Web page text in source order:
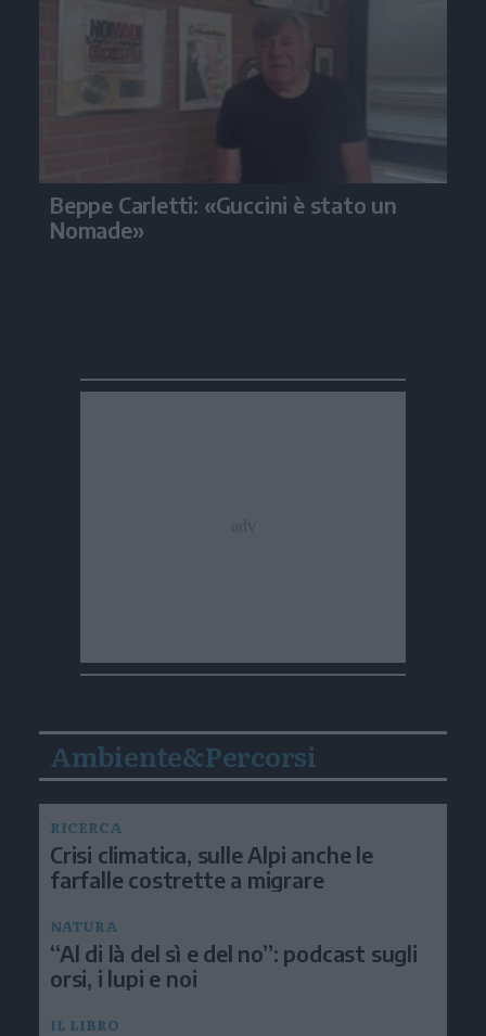
Beppe Carletti: «Guccini è stato un
Nomade»
Ambiente&Percorsi
RICERCA
Crisi climatica, sulle Alpi anche le
farfalle costrette a migrare
NATURA
“Al di là del sì e del no”: podcast sugli
orsi, i lupi e noi
IL LIBRO